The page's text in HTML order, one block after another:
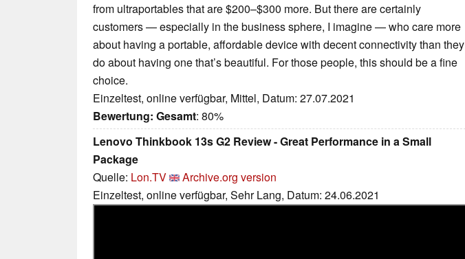
from ultraportables that are $200–$300 more. But there are certainly
customers — especially in the business sphere, I imagine — who care more
about having a portable, affordable device with decent connectivity than they
do about having one that’s beautiful. For those people, this should be a fine
choice.
Einzeltest, online verfügbar, Mittel, Datum: 27.07.2021
Bewertung: Gesamt: 80%
Lenovo Thinkbook 13s G2 Review - Great Performance in a Small
Package
Quelle: Lon.TV
Archive.org version
Einzeltest, online verfügbar, Sehr Lang, Datum: 24.06.2021